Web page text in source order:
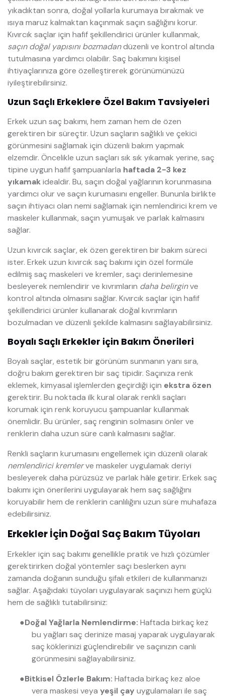
yıkadıktan sonra, doğal yollarla kurumaya bırakmak ve
ısıya maruz kalmaktan kaçınmak saçın sağlığını korur.
Kıvırcık saçlar için hafif şekillendirici ürünler kullanmak,
saçın doğal yapısını bozmadandüzenli ve kontrol altında
tutulmasına yardımcı olabilir. Saç bakımını kişisel
ihtiyaçlarınıza göre özelleştirerek görünümünüzü
iyileştirebilirsiniz.
Uzun Saçlı Erkeklere Özel Bakım Tavsiyeleri
Erkek uzun saç bakımı, hem zaman hem de özen
gerektiren bir süreçtir. Uzun saçların sağlıklı ve çekici
görünmesini sağlamak için düzenli bakım yapmak
elzemdir. Öncelikle uzun saçları sık sık yıkamak yerine, saç
tipine uygun hafif şampuanlarla haftada 2-3 kez
yıkamakidealdir. Bu, saçın doğal yağlarının korunmasına
yardımcı olur ve saçın kurumasını engeller. Bununla birlikte
saçın ihtiyacı olan nemi sağlamak için nemlendirici krem ve
maskeler kullanmak, saçın yumuşak ve parlak kalmasını
sağlar.
Uzun kıvırcık saçlar, ek özen gerektiren bir bakım süreci
ister. Erkek uzun kıvırcık saç bakımı için özel formüle
edilmiş saç maskeleri ve kremler, saçı derinlemesine
besleyerek nemlendirir ve kıvrımların daha belirginve
kontrol altında olmasını sağlar. Kıvırcık saçlar için hafif
şekillendirici ürünler kullanarak doğal kıvrımların
bozulmadan ve düzenli şekilde kalmasını sağlayabilirsiniz.
Boyalı Saçlı Erkekler için Bakım Önerileri
Boyalı saçlar, estetik bir görünüm sunmanın yanı sıra,
doğru bakım gerektiren bir saç tipidir. Saçınıza renk
eklemek, kimyasal işlemlerden geçirdiği için ekstra özen
gerektirir. Bu noktada ilk kural olarak renkli saçları
korumak için renk koruyucu şampuanlar kullanmak
önemlidir. Bu ürünler, saç renginin solmasını önler ve
renklerin daha uzun süre canlı kalmasını sağlar.
Renkli saçların kurumasını engellemek için düzenli olarak
nemlendirici kremlerve maskeler uygulamak deriyi
besleyerek daha pürüzsüz ve parlak hâle getirir. Erkek saç
bakımı için önerilerini uygulayarak hem saç sağlığını
koruyabilir hem de renklerin canlılığını uzun süre muhafaza
edebilirsiniz.
Erkekler İçin Doğal Saç Bakım Tüyoları
Erkekler için saç bakımı genellikle pratik ve hızlı çözümler
gerektirirken doğal yöntemler saçı beslerken aynı
zamanda doğanın sunduğu şifalı etkileri de kullanmanızı
sağlar. Aşağıdaki tüyoları uygulayarak saçınızı hem güçlü
hem de sağlıklı tutabilirsiniz:
●Doğal Yağlarla Nemlendirme: Haftada birkaç kez
bu yağları saç derinize masaj yaparak uygulayarak
saç köklerinizi güçlendirebilir ve saçınızın canlı
görünmesini sağlayabilirsiniz.
●Bitkisel Özlerle Bakım: Haftada birkaç kez aloe
vera maskesi veya yeşil çay uygulamaları ile saç